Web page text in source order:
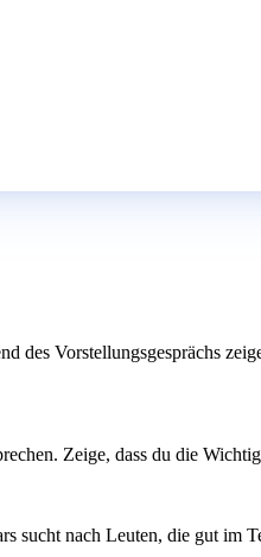
Vorstellungsgesprächs
Zeige, dass du die
nach Leuten, die gut im